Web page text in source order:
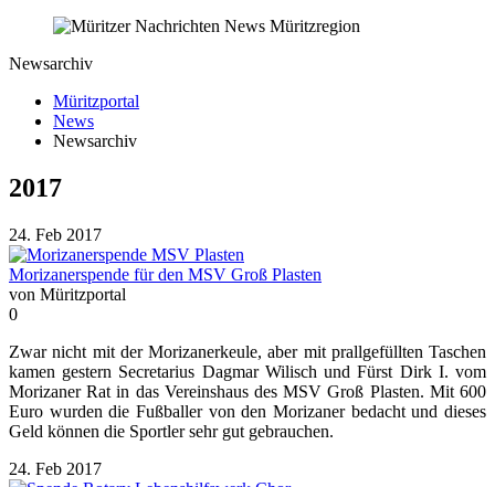
Newsarchiv
Müritzportal
News
Newsarchiv
2017
24. Feb 2017
Morizanerspende für den MSV Groß Plasten
von Müritzportal
0
Zwar nicht mit der Morizanerkeule, aber mit prallgefüllten Taschen
kamen gestern Secretarius Dagmar Wilisch und Fürst Dirk I. vom
Morizaner Rat in das Vereinshaus des MSV Groß Plasten. Mit 600
Euro wurden die Fußballer von den Morizaner bedacht und dieses
Geld können die Sportler sehr gut gebrauchen.
24. Feb 2017